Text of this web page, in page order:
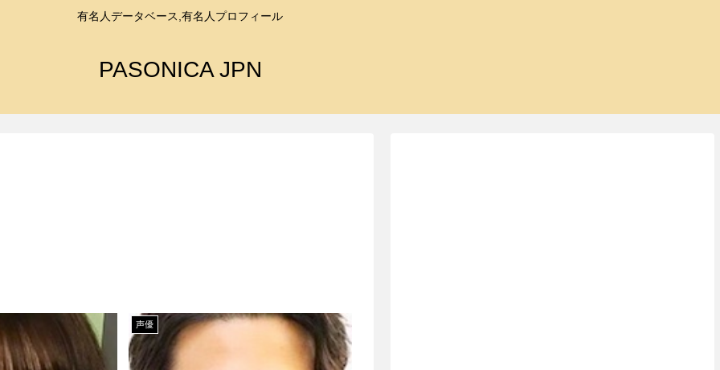
有名人データベース,有名人プロフィール
PASONICA JPN
声優